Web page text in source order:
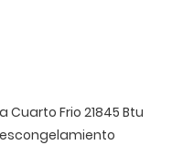
Cuarto Frio 21845 Btu